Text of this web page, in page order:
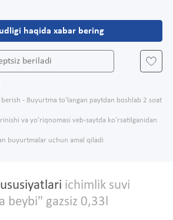
haqida xabar bering
beriladi
berish - Buyurtma to'langan paytdan boshlab 2 soat
va yo'riqnomasi veb-saytda ko'rsatilganidan
buyurtmalar uchun amal qiladi
ichimlik suvi
beybi" gazsiz 0,33l